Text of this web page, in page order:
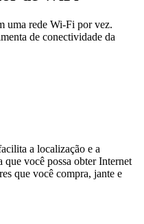
uma rede Wi-Fi por vez.
de conectividade da
a localização e a
que você possa obter Internet
que você compra, jante e